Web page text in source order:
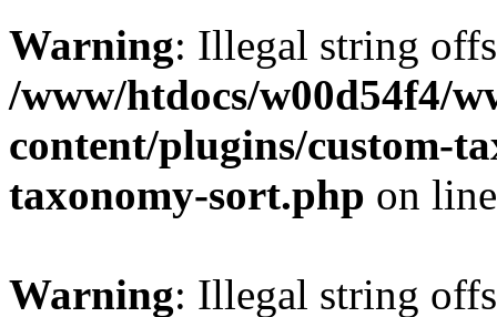
Warning: Illegal string
/www/htdocs/w00d54f4/
content/plugins/custom-
taxonomy-sort.php on
Warning: Illegal string